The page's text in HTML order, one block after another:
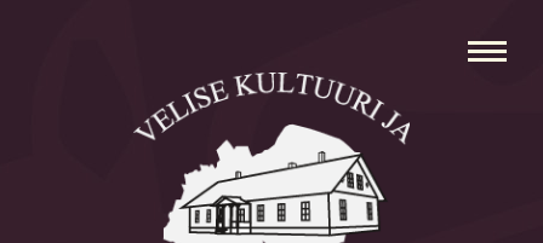
Avaleht
Aleksei Parnabas